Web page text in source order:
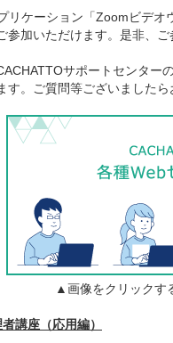
リケーション「Zoomビデ
参加いただけます。是非、ご
サポートセンター
す。ご質問等ございましたら
▲画像をクリックす
講座（応用編）